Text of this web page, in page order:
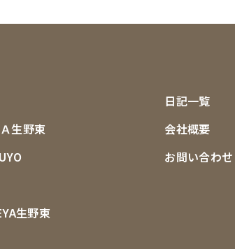
生野東
生野東
日記一覧
会社概要
お問い合わせ